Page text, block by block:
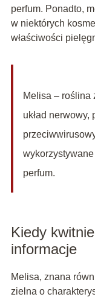
perfum. Ponadto,
w niektórych
właściwości
Melisa – roślina
układ nerwowy,
perfum.
Kiedy
informacje
Melisa, znana
zielna o